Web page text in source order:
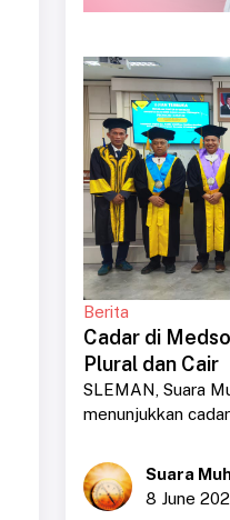
Berita
Cadar di
Plural dan Cair
SLEMAN, Suara
menunjukkan
Suara
8 June